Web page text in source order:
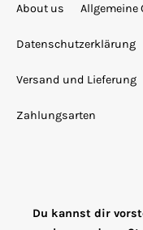
About us Allgemeine
Datenschutzerklärung
Versand und Lieferung
Zahlungsarten
Du kannst dir